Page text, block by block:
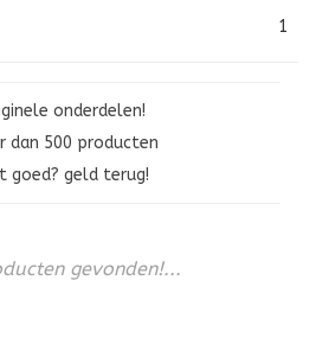
1
onderdelen!
dan 500 producten
goed? geld terug!
gevonden!...